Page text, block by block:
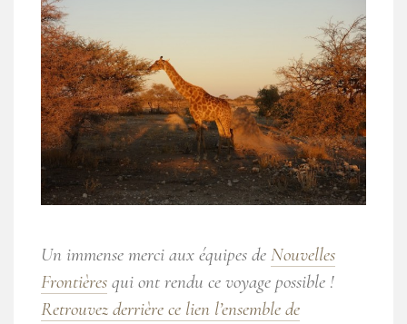
Un immense merci aux équipes de Nouvelles
Frontières qui ont rendu ce voyage possible !
Retrouvez derrière ce lien l’ensemble de